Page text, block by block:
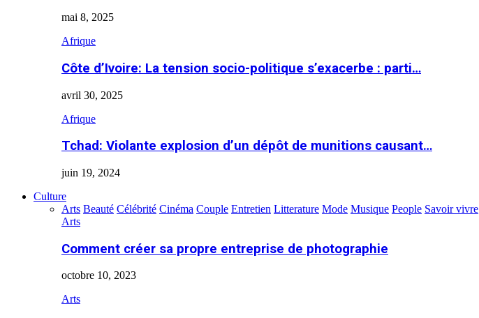
mai 8, 2025
Afrique
Côte d’Ivoire: La tension socio-politique s’exacerbe : parti…
avril 30, 2025
Afrique
Tchad: Violante explosion d’un dépôt de munitions causant…
juin 19, 2024
Culture
Arts Beauté Célébrité Cinéma Couple Entretien Litterature Mode Musique People Savoir vivre
Arts
Comment créer sa propre entreprise de photographie
octobre 10, 2023
Arts